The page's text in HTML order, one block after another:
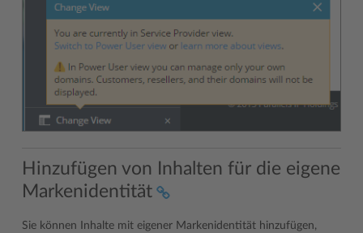
Hinzufügen von Inhalten für die eigene
Markenidentität
Sie können Inhalte mit eigener Markenidentität hinzufügen,